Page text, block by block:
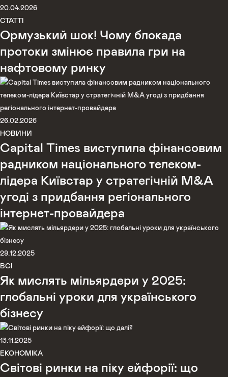
20.04.2026
СТАТТІ
Ормузький шок! Чому блокада
протоки змінює правила гри на
нафтовому ринку
26.02.2026
НОВИНИ
Capital Times виступила фінансовим
радником національного телеком-
лідера Київстар у стратегічній M&A
угоді з придбання регіонального
інтернет-провайдера
29.12.2025
ВСІ
Як мислять мільярдери у 2025:
глобальні уроки для українського
бізнесу
13.11.2025
ЕКОНОМІКА
Світові ринки на піку ейфорії: що